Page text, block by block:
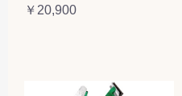
￥20,900